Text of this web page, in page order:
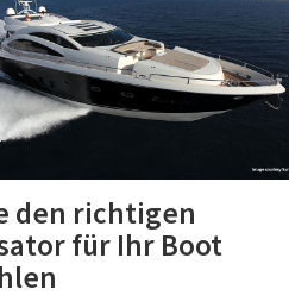
den richtigen
für Ihr Boot